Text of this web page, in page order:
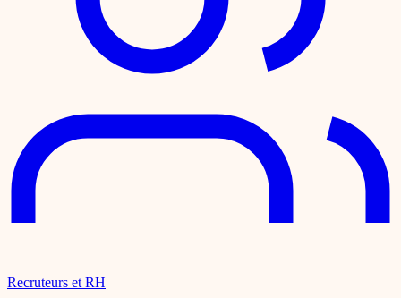
Recruteurs et RH